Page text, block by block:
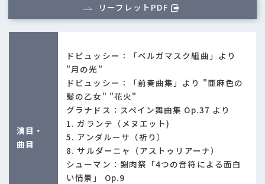
リーフレットPDF
演目・
曲目
ドビュッシー：「ベルガマスク組曲」より
"月の光"
ドビュッシー：「前奏曲集」より "亜麻色の
髪の乙女" "花火"
グラナドス：スペイン舞曲集 Op.37 より
1. ガランテ（メヌエット)
5. アンダルーサ（祈り）
8. サルダーニャ（アストゥリアーナ）
シューマン：謝肉祭「4つの音符による面白
い情景」 Op.9